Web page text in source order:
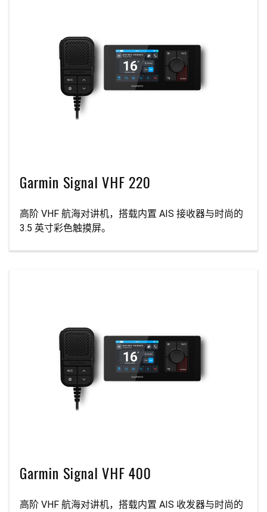
Garmin Signal VHF 220
高阶 VHF 航海对讲机，搭载内置 AIS 接收器与时尚的
3.5 英寸彩色触摸屏。
Garmin Signal VHF 400
高阶 VHF 航海对讲机，搭载内置 AIS 收发器与时尚的